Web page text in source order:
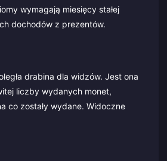
wymagają miesięcy stałej
dochodów z prezentów.
drabina dla widzów. Jest ona
liczby wydanych monet,
co zostały wydane. Widoczne